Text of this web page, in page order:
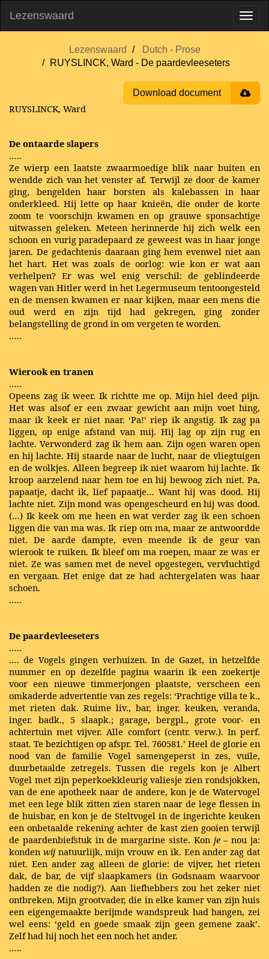
Lezenswaard
Lezenswaard
Dutch - Prose
RUYSLINCK, Ward - De paardevleeseters
Download document
RUYSLINCK, Ward
De ontaarde slapers
…..
Ze wierp een laatste zwaarmoedige blik naar buiten en
wendde zich van het venster af. Terwijl ze door de kamer
ging, bengelden haar borsten als kalebassen in haar
onderkleed. Hij lette op haar knieën, die onder de korte
zoom te voorschijn kwamen en op grauwe sponsachtige
uitwassen geleken. Meteen herinnerde hij zich welk een
schoon en vurig paradepaard ze geweest was in haar jonge
jaren. De gedachtenis daaraan ging hem evenwel niet aan
het hart. Het was zoals de oorlog: wie kon er wat aan
verhelpen? Er was wel enig verschil: de geblindeerde
wagen van Hitler werd in het Legermuseum tentoongesteld
en de mensen kwamen er naar kijken, maar een mens die
oud werd en zijn tijd had gekregen, ging zonder
belangstelling de grond in om vergeten te worden.
…..
Wierook en tranen
…..
Opeens zag ik weer. Ik richtte me op. Mijn hiel deed pijn.
Het was alsof er een zwaar gewicht aan mijn voet hing,
maar ik keek er niet naar. ‘Pa!’ riep ik angstig. Ik zag pa
liggen, op enige afstand van mij. Hij lag op zijn rug en
lachte. Verwonderd zag ik hem aan. Zijn ogen waren open
en hij lachte. Hij staarde naar de lucht, naar de vliegtuigen
en de wolkjes. Alleen begreep ik niet waarom hij lachte. Ik
kroop aarzelend naar hem toe en hij bewoog zich niet. Pa,
papaatje, dacht ik, lief papaatje… Want hij was dood. Hij
lachte niet. Zijn mond was opengescheurd en hij was dood.
(…) Ik keek om me heen en wat verder zag ik een schoen
liggen die van ma was. Ik riep om ma, maar ze antwoordde
niet. De aarde dampte, even meende ik de geur van
wierook te ruiken. Ik bleef om ma roepen, maar ze was er
niet. Ze was samen met de nevel opgestegen, vervluchtigd
en vergaan. Het enige dat ze had achtergelaten was haar
schoen.
…..
De paardevleeseters
…..
…. de Vogels gingen verhuizen. In de Gazet, in hetzelfde
nummer en op dezelfde pagina waarin ik een zoekertje
voor een nieuwe timmerjongen plaatste, verscheen een
omkaderde advertentie van zes regels: ‘Prachtige villa te k.,
met rieten dak. Ruime liv., bar, inger. keuken, veranda,
inger. badk., 5 slaapk.; garage, bergpl., grote voor- en
achtertuin met vijver. Alle comfort (centr. verw.). In perf.
staat. Te bezichtigen op afspr. Tel. 760581.’ Heel de glorie en
nood van de familie Vogel samengeperst in zes, vuile,
duurbetaalde zetregels. Tussen die regels kon je Albert
Vogel met zijn peperkoekkleurig valiesje zien rondsjokken,
van de ene apotheek naar de andere, kon je de Watervogel
met een lege blik zitten zien staren naar de lege flessen in
de huisbar, en kon je de Steltvogel in de ingerichte keuken
een onbetaalde rekening achter de kast zien gooien terwijl
de paardenbiefstuk in de margarine siste. Kon je– nou ja:
konden wij natuurlijk, mijn vrouw en ik. Een ander zag dat
niet. Een ander zag alleen de glorie: de vijver, het rieten
dak, de bar, de vijf slaapkamers (in Godsnaam waarvoor
hadden ze die nodig?). Aan liefhebbers zou het zeker niet
ontbreken. Mijn grootvader, die in elke kamer van zijn huis
een eigengemaakte berijmde wandspreuk had hangen, zei
wel eens: ‘geld en goede smaak zijn geen gemene zaak’.
Zelf had hij noch het een noch het ander.
…..